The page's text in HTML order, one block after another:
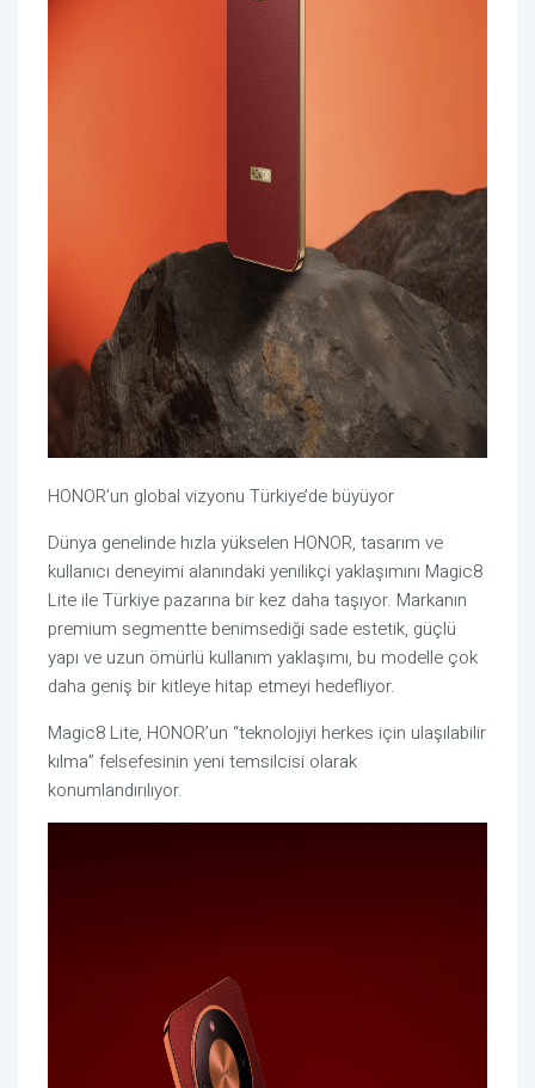
HONOR’un global vizyonu Türkiye’de büyüyor
Dünya genelinde hızla yükselen HONOR, tasarım ve
kullanıcı deneyimi alanındaki yenilikçi yaklaşımını Magic8
Lite ile Türkiye pazarına bir kez daha taşıyor. Markanın
premium segmentte benimsediği sade estetik, güçlü
yapı ve uzun ömürlü kullanım yaklaşımı, bu modelle çok
daha geniş bir kitleye hitap etmeyi hedefliyor.
Magic8 Lite, HONOR’un “teknolojiyi herkes için ulaşılabilir
kılma” felsefesinin yeni temsilcisi olarak
konumlandırılıyor.